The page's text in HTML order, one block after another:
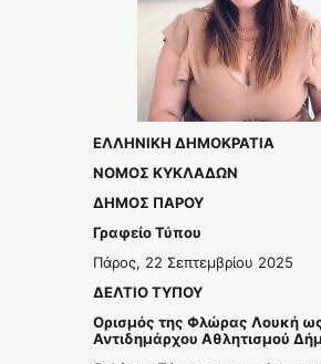
ΕΛΛΗΝΙΚΗ ΔΗΜΟΚΡΑΤΙΑ
ΝΟΜΟΣ ΚΥΚΛΑΔΩΝ
ΔΗΜΟΣ ΠΑΡΟΥ
Γραφείο Τύπου
Πάρος, 22 Σεπτεμβρίου 2025
ΔΕΛΤΙΟ ΤΥΠΟΥ
Ορισμός της Φλώρας Λουκή
Αντιδημάρχου Αθλητισμού